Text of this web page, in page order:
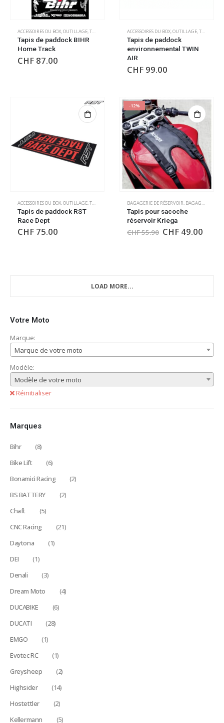
ACCESSOIRES DU BOX,OUTILLAGE,TAPIS DE SOL TAPIS DE SOL
Tapis de paddock BIHR
Home Track
CHF 87.00
ACCESSOIRES DU BOX,OUTILLAGE,TAPIS DE SOL
Tapis de paddock
environnemental TWIN
AIR
CHF 99.00
ACCESSOIRES DU BOX OUTILLAGE TAPIS DE SOL TAPIS DE SOL
Tapis de paddock RST
Race Dept
CHF 75.00
-12%
BAGAGERIE DE RÉSERVOIR BAGAGERIE DE SELLE
Tapis pour sacoche
réservoir Kriega
CHF55.90 CHF49.00
LOAD MORE...
Votre Moto
Marque:
Marque de votre moto
Modèle:
Modèle de votre moto
Réinitialiser
Marques
Bihr
(8)
Bike Lift
(6)
Bonamici Racing
(2)
BS BATTERY
(2)
Chaft
(5)
CNC Racing
(21)
Daytona
(1)
DEI
(1)
Denali
(3)
Dream Moto
(4)
DUCABIKE
(6)
DUCATI
(28)
EMGO
(1)
Evotec RC
(1)
Greysheep
(2)
Highsider
(14)
Hostettler
(2)
Kellermann
(5)